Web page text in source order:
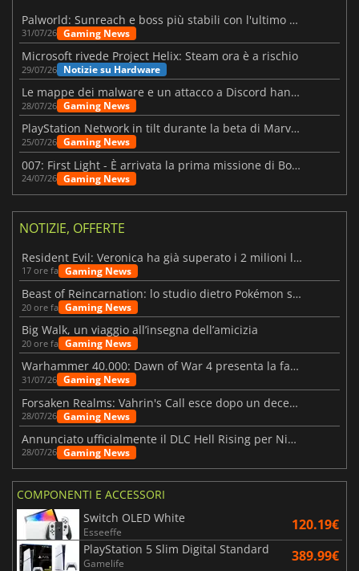
Palworld: Sunreach e boss più stabili con l'ultimo update
31/07/26 Gaming News
Microsoft rivede Project Helix: Steam ora è a rischio
29/07/26 Notizie su Hardware
Le mappe dei malware e un attacco a Discord hanno colpito Meccha Chameleon
28/07/26 Gaming News
PlayStation Network in tilt durante la beta di Marvel Tōkon
25/07/26 Gaming News
007: First Light - È arrivata la prima missione di Bond dopo il lancio
24/07/26 Gaming News
NOTIZIE, OFFERTE
Resident Evil: Veronica ha già superato i 2 milioni liste dei desideri
17 ore fa Gaming News
Beast of Reincarnation: lo studio dietro Pokémon su una nuova strada
20 ore fa Gaming News
Big Walk, un viaggio all’insegna dell’amicizia
20 ore fa Gaming News
Warhammer 40.000: Dawn of War 4 presenta la fazione dei Necron
31/07/26 Gaming News
Forsaken Realms: Vahrin's Call esce dopo un decennio di sviluppo
28/07/26 Gaming News
Annunciato ufficialmente il DLC Hell Rising per Nioh 3
28/07/26 Gaming News
COMPONENTI E ACCESSORI
Switch OLED White
Esseeffe 120.19€
PlayStation 5 Slim Digital Standard
Gamelife 389.99€